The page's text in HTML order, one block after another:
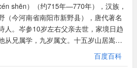
《陇头歌辞》说：“陇头流水，鸣声呜
。”诗人途经陇山，自然要产生古今相通
如诗人在《经陇头分水》中写到的：“陇
西流不歇，曾断几人肠”。这正是“愁”的
陇山”，写总的感受，以急迫而悲慨的情
shēn）（约715年—770年），汉族，
（今河南省南阳市新野县），唐代著名
人。岑参10岁左右父亲去世，家境日趋
从兄属学，九岁属文。十五岁山居嵩
学习，遍读经史，奠定学业基础。20岁
（今陕西西安），献书求仕无成，奔走京
百度百科